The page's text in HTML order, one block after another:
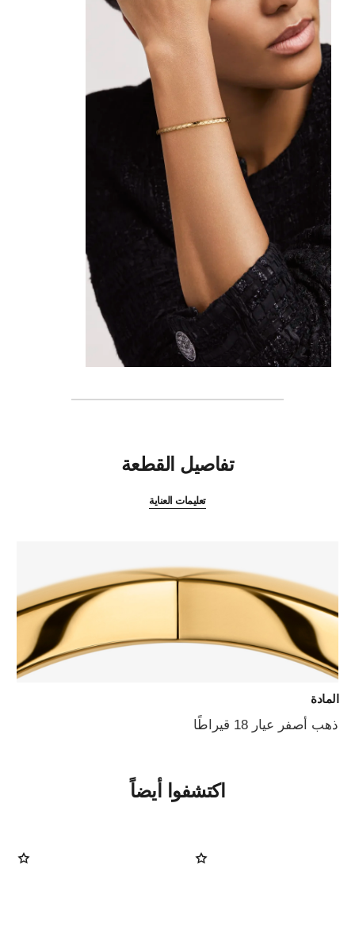
تفاصيل القطعة
تعليمات العناية
المادة
ذهب أصفر عيار 18 قيراطًا
اكتشفوا أيضاً